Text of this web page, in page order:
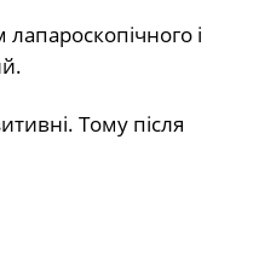
і
Тому після